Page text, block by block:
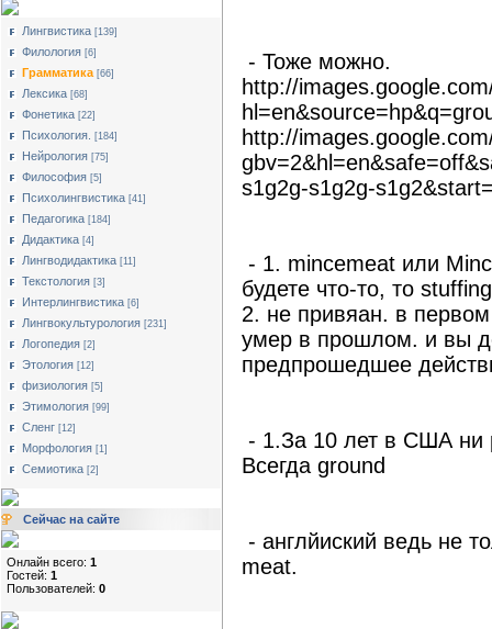
Лингвистика [139]
Филология [6]
Грамматика [66]
Лексика [68]
Фонетика [22]
Психология. [184]
Нейрология [75]
Философия [5]
Психолингвистика [41]
Педагогика [184]
Дидактика [4]
Лингводидактика [11]
Текстология [3]
Интерлингвистика [6]
Лингвокультурология [231]
Логопедия [2]
Этология [12]
физиология [5]
Этимология [99]
Сленг [12]
Морфология [1]
Семиотика [2]
Сейчас на сайте
Онлайн всего: 1
Гостей: 1
Пользователей: 0
- Тоже можно.
http://
http://
s1g2g-s1g2g-
- 1. mincemeat или
будете что-то, то
2. не привяан. в
умер в прошлом. и вы
предпрошедшее
- 1.За 10 лет в США ни
Всегда ground
- англйиский ведь не
meat.